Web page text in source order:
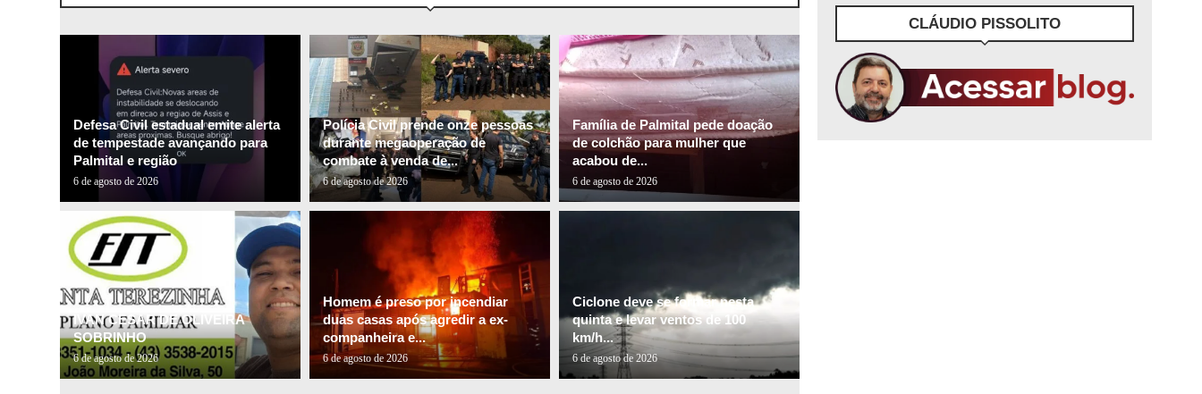
Defesa Civil estadual emite alerta
de tempestade avançando para
Palmital e região
6 de agosto de 2026
Polícia Civil prende onze pessoas
durante megaoperação de
combate à venda de...
6 de agosto de 2026
Família de Palmital pede doação
de colchão para mulher que
acabou de...
6 de agosto de 2026
IVAN CESAR DE OLIVEIRA
SOBRINHO
6 de agosto de 2026
Homem é preso por incendiar
duas casas após agredir a ex-
companheira e...
6 de agosto de 2026
Ciclone deve se formar nesta
quinta e levar ventos de 100
km/h...
6 de agosto de 2026
CLÁUDIO PISSOLITO